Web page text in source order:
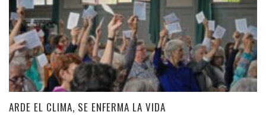
ARDE EL CLIMA, SE ENFERMA LA VIDA